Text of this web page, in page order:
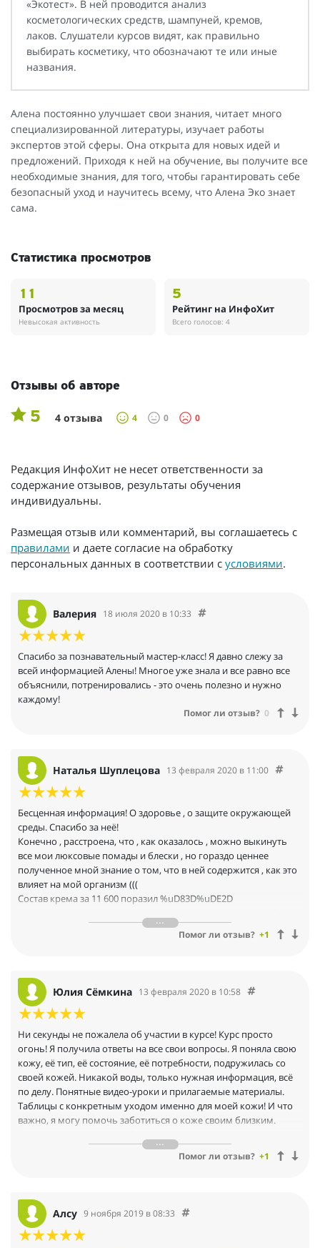
«Экотест». В ней проводится анализ
косметологических средств, шампуней, кремов,
лаков. Слушатели курсов видят, как правильно
выбирать косметику, что обозначают те или иные
названия.
Алена постоянно улучшает свои знания, читает много
специализированной литературы, изучает работы
экспертов этой сферы. Она открыта для новых идей и
предложений. Приходя к ней на обучение, вы получите все
необходимые знания, для того, чтобы гарантировать себе
безопасный уход и научитесь всему, что Алена Эко знает
сама.
Статистика просмотров
11
Просмотров за месяц
Невысокая активность
5
Рейтинг на ИнфоХит
Всего голосов: 4
Отзывы об авторе
5 4 отзыва 4 0 0
Редакция ИнфоХит не несет ответственности за
содержание отзывов, результаты обучения
индивидуальны.
Размещая отзыв или комментарий, вы соглашаетесь с
правилами и даете согласие на обработку
персональных данных в соответствии с условиями.
Валерия 18 июля 2020 в 10:33
Спасибо за познавательный мастер-класс! Я давно слежу за
всей информацией Алены! Многое уже знала и все равно все
объяснили, потренировались - это очень полезно и нужно
каждому!
Помог ли отзыв? 0
Наталья Шуплецова 13 февраля 2020 в 11:00
Бесценная информация! О здоровье , о защите окружающей
среды. Спасибо за неё!
Конечно , расстроена, что , как оказалось , можно выкинуть
все мои люксовые помады и блески , но гораздо ценнее
полученное мной знание о том, что в ней содержится , как это
влияет на мой организм (((
Состав крема за 11 600 поразил %uD83D%uDE2D
себе с с заботой об окружающей среде %u2764 спасибо ещё
Помог ли отзыв? +1
Юлия Сёмкина 13 февраля 2020 в 10:58
Ни секунды не пожалела об участии в курсе! Курс просто
огонь! Я получила ответы на все свои вопросы. Я поняла свою
кожу, её тип, её состояние, её потребности, подружилась со
своей кожей. Никакой воды, только нужная информация, всё
по делу. Понятные видео-уроки и прилагаемые материалы.
Таблицы с конкретным уходом именно для моей кожи! И что
важно, я могу помочь заботиться о коже своим близким.
доброжелательная, всё так по-доброму. Моё личное мнение,
что курс надо брать с поддержкой экофеи или Алены, в
потрясающая! Отдельное спасибо%uD83D%uDE18
До прохождения курса долгое время неправильно ухаживала
за своей кожей, видела её недостатки, но думала, что такая она
Помог ли отзыв? +1
Алсу 9 ноября 2019 в 08:33